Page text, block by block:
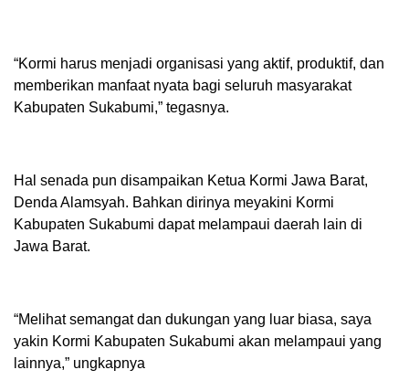
“Kormi harus menjadi organisasi yang aktif, produktif, dan
memberikan manfaat nyata bagi seluruh masyarakat
Kabupaten Sukabumi,” tegasnya.
Hal senada pun disampaikan Ketua Kormi Jawa Barat,
Denda Alamsyah. Bahkan dirinya meyakini Kormi
Kabupaten Sukabumi dapat melampaui daerah lain di
Jawa Barat.
“Melihat semangat dan dukungan yang luar biasa, saya
yakin Kormi Kabupaten Sukabumi akan melampaui yang
lainnya,” ungkapnya